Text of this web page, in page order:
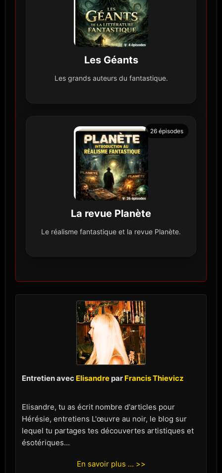
Les Géants
Les grands auteurs du fantastique.
26 épisodes
La revue Planète
Le réalisme fantastique et la revue Planète.
Entretien avec Elisandre par Francis Thievicz
Elisandre, tu as écrit nombre d'articles pour
Hérésie, entretiens L'œuvre au noir, le blog sur
lequel tu partages tes découvertes artistiques et
ésotériques...
En savoir plus ... >>